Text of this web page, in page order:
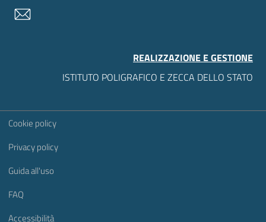
REALIZZAZIONE E GESTIONE
ISTITUTO POLIGRAFICO E ZECCA DELLO STATO
Sezione Link Utili
Cookie policy
Privacy policy
Guida all'uso
FAQ
Accessibilità